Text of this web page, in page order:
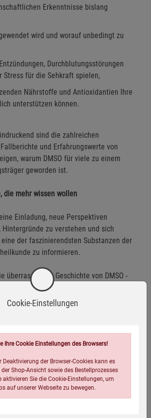
Erkenntnisse bislang
wird und worauf unbedingt zu
Durchblutungsstörungen
Stress für die Sehkraft spielen,
Nährstoffe und Antioxidantien Ihre
unterstützen können.
sind die zahlreichen
und Erfahrungswerte von
warum DMSO für viele zu einem
geworden ist.
die mehr wissen wollen
Einladung, neue Perspektiven
Hintergründe zu verstehen und sich
der faszinierendsten Substanzen der
zu informieren.
überraschende Geschichte von DMSO -
warum immer mehr Menschen darin
Schlüssel für gesunde Augen
warum eine fast vergessene Substanz
mit gestressten Augen, Floaters, grauem
und anderen Sehproblemen neue
kann - fundiert, praxisnah und voller
Cookie-Einstellungen
Ihre Cookie Einstellungen des Browsers!
Deaktivierung der Browser-Cookies kann es
Shop-Ansicht sowie des Bestellprozesses
aktivieren Sie die Cookie-Einstellungen, um
auf unserer Webseite zu bewegen.